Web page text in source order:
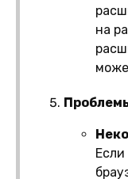
на
Если